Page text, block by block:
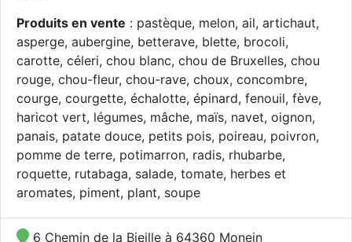
Produits en vente : pastèque, melon, ail, artichaut,
asperge, aubergine, betterave, blette, brocoli,
carotte, céleri, chou blanc, chou de Bruxelles, chou
rouge, chou-fleur, chou-rave, choux, concombre,
courge, courgette, échalotte, épinard, fenouil, fève,
haricot vert, légumes, mâche, maïs, navet, oignon,
panais, patate douce, petits pois, poireau, poivron,
pomme de terre, potimarron, radis, rhubarbe,
roquette, rutabaga, salade, tomate, herbes et
aromates, piment, plant, soupe
6 Chemin de la Bieille à 64360 Monein